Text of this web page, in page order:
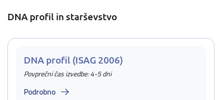
DNA profil in starševstvo
DNA profil (ISAG 2006)
Povprečni čas izvedbe: 4-5 dni
Podrobno